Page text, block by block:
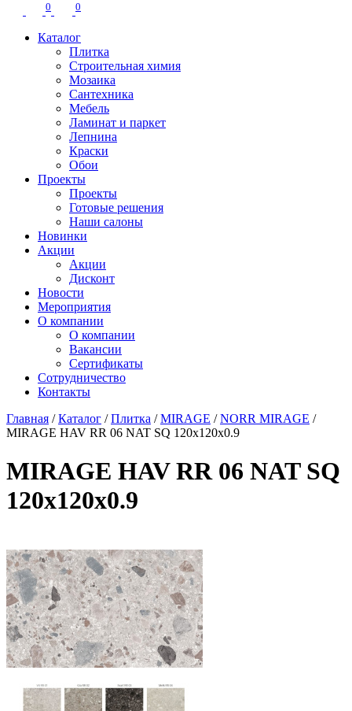
0 0
Каталог
Плитка
Строительная химия
Мозаика
Сантехника
Мебель
Ламинат и паркет
Лепнина
Краски
Обои
Проекты
Проекты
Готовые решения
Наши салоны
Новинки
Акции
Акции
Дисконт
Новости
Мероприятия
О компании
О компании
Вакансии
Сертификаты
Сотрудничество
Контакты
Главная /Каталог /Плитка /MIRAGE /NORR MIRAGE /
MIRAGE HAV RR 06 NAT SQ 120х120x0.9
MIRAGE HAV RR 06 NAT SQ
120х120x0.9